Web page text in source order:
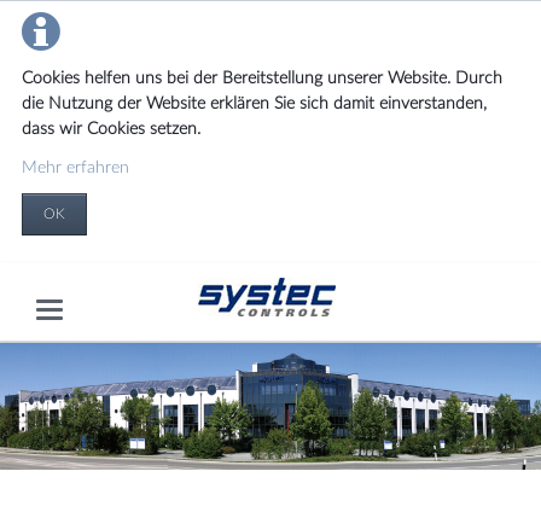
Cookies helfen uns bei der Bereitstellung unserer Website. Durch
die Nutzung der Website erklären Sie sich damit einverstanden,
dass wir Cookies setzen.
Mehr erfahren
OK